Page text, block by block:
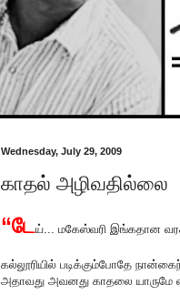
Wednesday, July 29, 2009
காதல் அழிவதில்லை
“டேய்... மகேஸ்வரி இங்கதான
கல்லூரியில் படிக்கும்போதே
அதாவது அவனது காதலை யாருமே